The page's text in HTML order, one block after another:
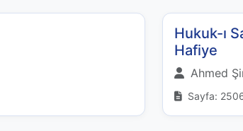
Hukuk-ı
Hafiye
Ahmed
Sayfa: